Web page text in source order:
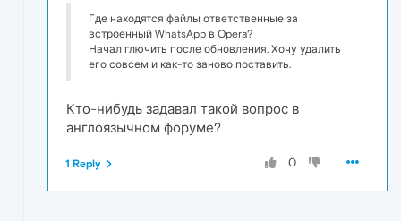
Где находятся файлы ответственные за
встроенный WhatsApp в Opera?
Начал глючить после обновления. Хочу удалить
его совсем и как-то заново поставить.
Кто-нибудь задавал такой вопрос в
англоязычном форуме?
0
1 Reply